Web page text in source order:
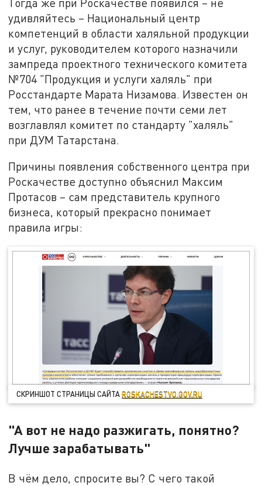
удивляйтесь – Национальный центр
компетенций в области халяльной продукции
и услуг, руководителем которого назначили
зампреда проектного технического комитета
№704 "Продукция и услуги халяль" при
Росстандарте Марата Низамова. Известен он
тем, что ранее в течение почти семи лет
возглавлял комитет по стандарту "халяль"
при ДУМ Татарстана.
Причины появления собственного центра при
Роскачестве доступно объяснил Максим
Протасов – сам представитель крупного
бизнеса, который прекрасно понимает
правила игры:
СКРИНШОТ СТРАНИЦЫ САЙТАROSKACHESTVO.GOV.RU
"А вот не надо разжигать, понятно?
Лучше зарабатывать"
В чём дело, спросите вы? С чего такой